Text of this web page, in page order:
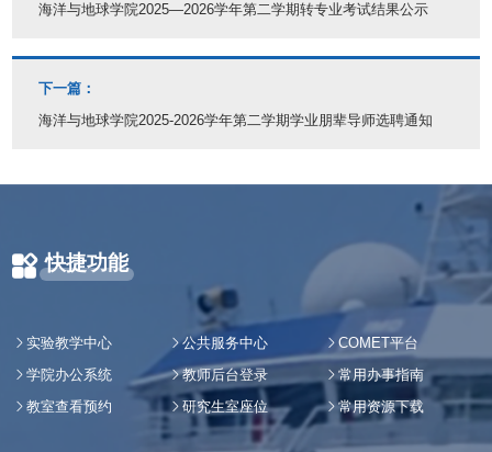
海洋与地球学院2025—2026学年第二学期转专业考试结果公示
下一篇：
海洋与地球学院2025-2026学年第二学期学业朋辈导师选聘通知
快捷功能
实验教学中心 公共服务中心
COMET平台
学院办公系统
教师后台登录
常用办事指南
教室查看预约
研究生室座位 常用资源下载